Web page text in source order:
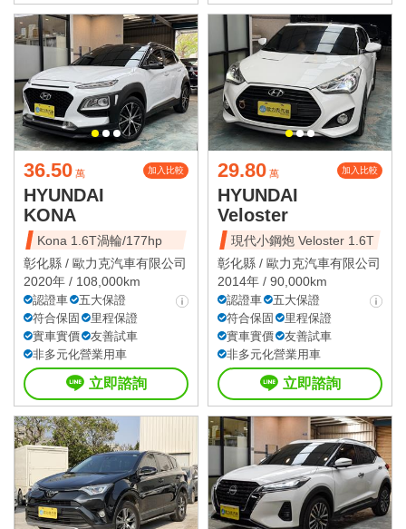
36.50 萬 加入比較
HYUNDAI
KONA
Kona 1.6T渦輪/177hp
彰化縣 / 歐力克汽車有限公司
2020年 / 108,000km
認證車
五大保證
符合保固
里程保證
實車實價
友善試車
非多元化營業用車
立即諮詢
29.80 萬 加入比較
HYUNDAI
Veloster
現代小鋼炮 Veloster 1.6T
彰化縣 / 歐力克汽車有限公司
2014年 / 90,000km
認證車
五大保證
符合保固
里程保證
實車實價
友善試車
非多元化營業用車
立即諮詢